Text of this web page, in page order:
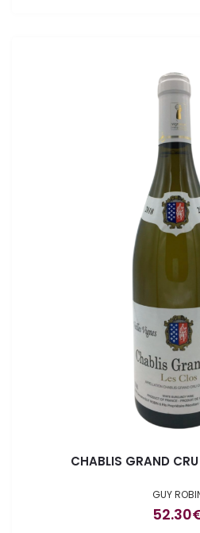
CHABLIS GRAND
GUY
52.30